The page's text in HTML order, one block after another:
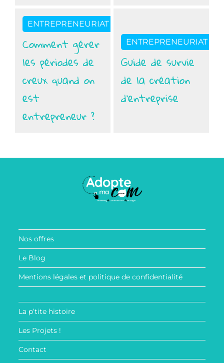
ENTREPRENEURIAT
Comment gérer
les périodes de
creux quand on
est
entrepreneur ?
ENTREPRENEURIAT
Guide de survie
de la création
d'entreprise
Nos offres
Le Blog
Mentions légales et politique de confidentialité
La p’tite histoire
Les Projets !
Contact